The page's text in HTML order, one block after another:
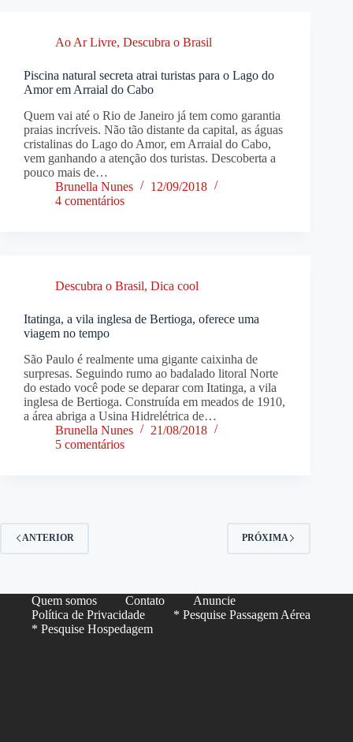
Ao Ar Livre, Descubra o Brasil
Piscina natural secreta atrai turistas para o Lago do
Amor em Arraial do Cabo
Quem vai até o Rio de Janeiro já tem como garantia
praias incríveis. Não tão distante da capital, as águas
cristalinas do Lago do Amor, em Arraial do Cabo,
vem ganhando a atenção dos turistas. Descoberta a
pouco mais de…
Brunella Nunes
12/09/2018
4 comentários
Descubra o Brasil, Dica cool
Itatinga, a vila inglesa de Bertioga, oferece uma
viagem no tempo
São Paulo é realmente uma gigante caixinha de
surpresas. Seguindo rumo ao badalado litoral Norte
do estado você pode se deparar com Itatinga, a vila
inglesa de Bertioga. Construída em meados de 1910,
a área abriga a Usina Hidrelétrica de…
Brunella Nunes
21/08/2018
5 comentários
ANTERIOR PRÓXIMA
Quem somos Contato
Anuncie
Política de Privacidade
* Pesquise Passagem Aérea
* Pesquise Hospedagem